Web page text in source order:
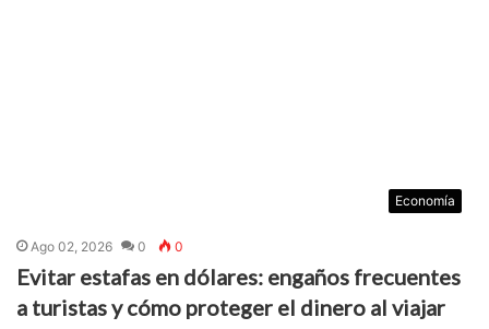
Economía
Ago 02, 2026 0 0
Evitar estafas en dólares: engaños frecuentes
a turistas y cómo proteger el dinero al viajar